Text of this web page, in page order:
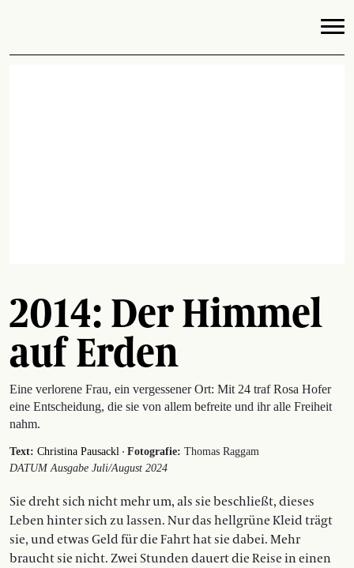
2014: Der Himmel
auf Erden
Eine verlorene Frau, ein vergessener Ort: Mit 24 traf Rosa Hofer
eine Entscheidung, die sie von allem befreite und ihr alle Freiheit
nahm.
Text: Christina Pausackl · Fotografie: Thomas Raggam
DATUM Ausgabe Juli/August 2024
Sie dreht sich nicht mehr um, als sie beschließt, dieses
Leben hinter sich zu lassen. Nur das hellgrüne Kleid trägt
sie, und etwas Geld für die Fahrt hat sie dabei. Mehr
braucht sie nicht. Zwei Stunden dauert die Reise in einen